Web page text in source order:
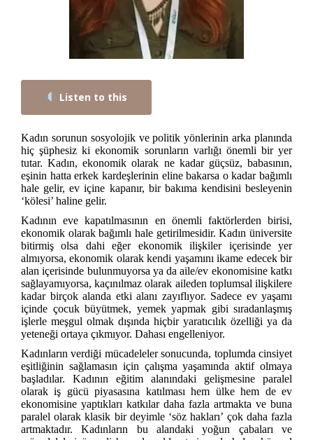
Listen to this
Kadın sorunun sosyolojik ve politik yönlerinin arka planında
hiç şüphesiz ki ekonomik sorunların varlığı önemli bir yer
tutar. Kadın, ekonomik olarak ne kadar güçsüz, babasının,
eşinin hatta erkek kardeşlerinin eline bakarsa o kadar bağımlı
hale gelir, ev içine kapanır, bir bakıma kendisini besleyenin
‘kölesi’ haline gelir.
Kadının eve kapatılmasının en önemli faktörlerden birisi,
ekonomik olarak bağımlı hale getirilmesidir. Kadın üniversite
bitirmiş olsa dahi eğer ekonomik ilişkiler içerisinde yer
almıyorsa, ekonomik olarak kendi yaşamını ikame edecek bir
alan içerisinde bulunmuyorsa ya da aile/ev ekonomisine katkı
sağlayamıyorsa, kaçınılmaz olarak aileden toplumsal ilişkilere
kadar birçok alanda etki alanı zayıflıyor. Sadece ev yaşamı
içinde çocuk büyütmek, yemek yapmak gibi sıradanlaşmış
işlerle meşgul olmak dışında hiçbir yaratıcılık özelliği ya da
yeteneği ortaya çıkmıyor. Dahası engelleniyor.
Kadınların verdiği mücadeleler sonucunda, toplumda cinsiyet
eşitliğinin sağlamasın için çalışma yaşamında aktif olmaya
başladılar. Kadının eğitim alanındaki gelişmesine paralel
olarak iş gücü piyasasına katılması hem ülke hem de ev
ekonomisine yaptıkları katkılar daha fazla artmakta ve buna
paralel olarak klasik bir deyimle ‘söz hakları’ çok daha fazla
artmaktadır. Kadınların bu alandaki yoğun çabaları ve